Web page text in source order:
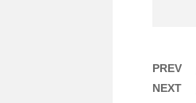
PREV
NEXT